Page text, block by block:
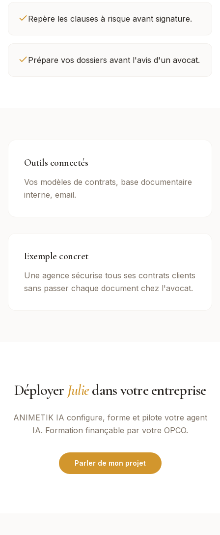
Repère les clauses à risque avant signature.
Prépare vos dossiers avant l'avis d'un avocat.
Outils connectés
Vos modèles de contrats, base documentaire
interne, email.
Exemple concret
Une agence sécurise tous ses contrats clients
sans passer chaque document chez l'avocat.
Déployer Juliedans votre entreprise
ANIMETIK IA configure, forme et pilote votre agent
IA. Formation finançable par votre OPCO.
Parler de mon projet